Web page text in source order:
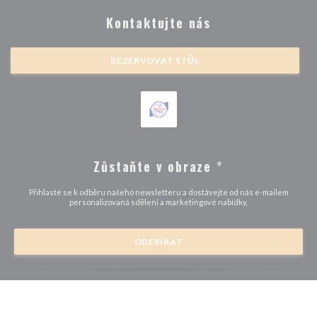
Kontaktujte nás
REZERVOVAT STŮL
Zůstaňte v obraze *
Přihlaste se k odběru našeho newsletteru a dostávejte od nás e-mailem
personalizovaná sdělení a marketingové nabídky.
ODEBÍRAT